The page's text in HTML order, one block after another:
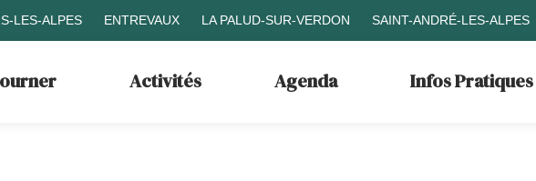
LES-ALPES ENTREVAUX LA PALUD-SUR-VERDON SAINT-ANDRÉ-LES-ALPES
Activités Agenda Infos Pratiques